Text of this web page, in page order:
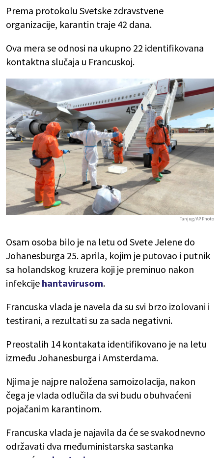
Prema protokolu Svetske zdravstvene
organizacije, karantin traje 42 dana.
Ova mera se odnosi na ukupno 22 identifikovana
kontaktna slučaja u Francuskoj.
Tanjug/AP Photo
Osam osoba bilo je na letu od Svete Jelene do
Johanesburga 25. aprila, kojim je putovao i putnik
sa holandskog kruzera koji je preminuo nakon
infekcije hantavirusom.
Francuska vlada je navela da su svi brzo izolovani i
testirani, a rezultati su za sada negativni.
Preostalih 14 kontakata identifikovano je na letu
između Johanesburga i Amsterdama.
Njima je najpre naložena samoizolacija, nakon
čega je vlada odlučila da svi budu obuhvaćeni
pojačanim karantinom.
Francuska vlada je najavila da će se svakodnevno
održavati dva međuministarska sastanka